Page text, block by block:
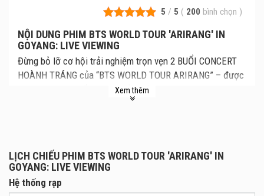
5 / 5 ( 200 bình chọn )
NỘI DUNG PHIM BTS WORLD TOUR 'ARIRANG' IN
GOYANG: LIVE VIEWING
Đừng bỏ lỡ cơ hội trải nghiệm trọn vẹn 2 BUỔI CONCERT
HOÀNH TRÁNG của “BTS WORLD TOUR ARIRANG” – được
phát sóng trực tiếp lên màn ảnh rộng tại các cụm rạp trên
chiếu bản sắc riêng của nhóm qua những chiêm nghiệm
chân thực cùng những cảm xúc mang tính phổ quát như
khát khao và tình yêu sâu sắc, được thể hiện qua âm nhạc
Xem thêm
LỊCH CHIẾU PHIM BTS WORLD TOUR 'ARIRANG' IN
GOYANG: LIVE VIEWING
Hệ thống rạp